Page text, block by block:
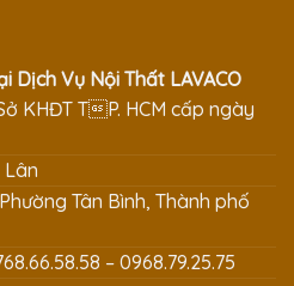
Dịch Vụ Nội Thất LAVACO
KHĐT TP. HCM cấp ngày
Lân
Tân Bình, Thành phố
– 0968.79.25.75